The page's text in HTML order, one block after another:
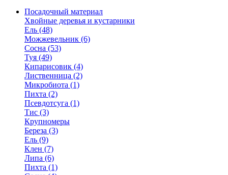
Посадочный материал
Хвойные деревья и кустарники
Ель (48)
Можжевельник (6)
Сосна (53)
Туя (49)
Кипарисовик (4)
Лиственница (2)
Микробиота (1)
Пихта (2)
Псевдотсуга (1)
Тис (3)
Крупномеры
Береза (3)
Ель (9)
Клен (7)
Липа (6)
Пихта (1)